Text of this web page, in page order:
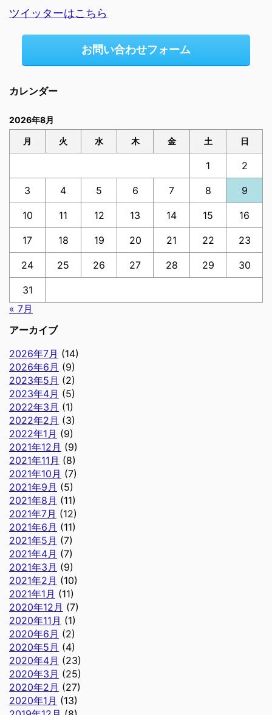
ツイッターはこちら
お問い合わせフォーム
カレンダー
2026年8月
月 火 水 木 金 土 日
1 2
3 4 5 6 7 8 9
10 11 12 13 14 15 16
17 18 19 20 21 22 23
24 25 26 27 28 29 30
31
« 7月
アーカイブ
2026年7月 (14)
2026年6月 (9)
2023年5月 (2)
2023年4月 (5)
2022年3月 (1)
2022年2月 (3)
2022年1月 (9)
2021年12月 (9)
2021年11月 (8)
2021年10月 (7)
2021年9月 (5)
2021年8月 (11)
2021年7月 (12)
2021年6月 (11)
2021年5月 (7)
2021年4月 (7)
2021年3月 (9)
2021年2月 (10)
2021年1月 (11)
2020年12月 (7)
2020年11月 (1)
2020年6月 (2)
2020年5月 (4)
2020年4月 (23)
2020年3月 (25)
2020年2月 (27)
2020年1月 (13)